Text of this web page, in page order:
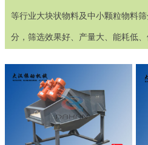
等行业大块状物料及中小颗粒物料筛分
分，筛选效果好、产量大、能耗低、